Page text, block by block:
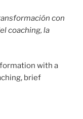
con
coaching, la
with a
brief